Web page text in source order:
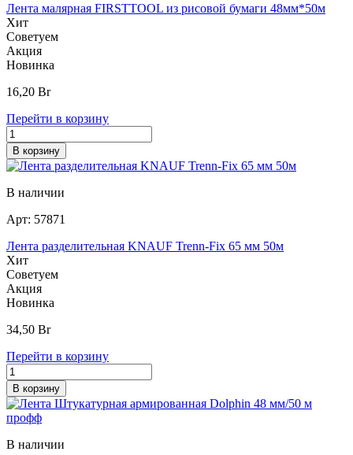
Лента малярная FIRSTTOOL из рисовой бумаги 48мм*50м
Хит
Советуем
Акция
Новинка
16,20 Br
Перейти в корзину
В корзину
В наличии
Арт: 57871
Лента разделительная KNAUF Trenn-Fix 65 мм 50м
Хит
Советуем
Акция
Новинка
34,50 Br
Перейти в корзину
В корзину
В наличии